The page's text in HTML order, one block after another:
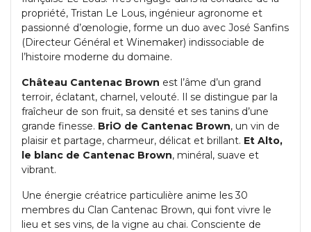
propriété, Tristan Le Lous, ingénieur agronome et
passionné d’œnologie, forme un duo avec José Sanfins
(Directeur Général et Winemaker) indissociable de
l’histoire moderne du domaine.
Château Cantenac Brown est l’âme d’un grand
terroir, éclatant, charnel, velouté. Il se distingue par la
fraîcheur de son fruit, sa densité et ses tanins d’une
grande finesse. BriO de Cantenac Brown, un vin de
plaisir et partage, charmeur, délicat et brillant. Et Alto,
le blanc de Cantenac Brown, minéral, suave et
vibrant.
Une énergie créatrice particulière anime les 30
membres du Clan Cantenac Brown, qui font vivre le
lieu et ses vins, de la vigne au chai. Consciente de